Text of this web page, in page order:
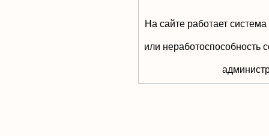
На сайте работает
или неработоспособность